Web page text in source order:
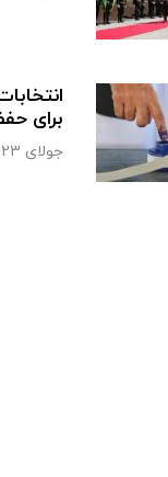
برای
جولای 23, 2019